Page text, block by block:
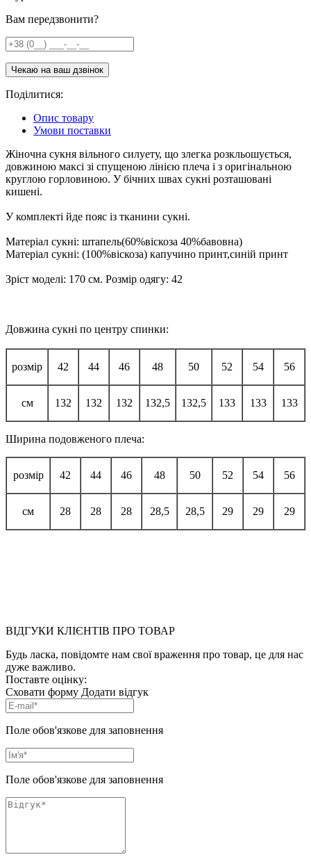
Вам передзвонити?
Поділитися:
Опис товару
Умови поставки
Жіночна сукня вільного силуету, що злегка розкльошується,
довжиною максі зі спущеною лінією плеча і з оригінальною
круглою горловиною. У бічних швах сукні розташовані
кишені.
У комплекті йде пояс із тканини сукні.
Матеріал сукні: штапель(60%віскоза 40%бавовна)
Матеріал сукні: (100%віскоза) капучино принт,синій принт
Зріст моделі: 170 см. Розмір одягу: 42
Довжина сукні по центру спинки:
розмір 42 44 46 48 50 52 54 56
см 132 132 132 132,5 132,5 133 133 133
Ширина подовженого плеча:
розмір 42 44 46 48 50 52 54 56
см 28 28 28 28,5 28,5 29 29 29
ВІДГУКИ КЛІЄНТІВ ПРО ТОВАР
Будь ласка, повідомте нам свої враження про товар, це для нас
дуже важливо.
Поставте оцінку:
Сховати форму Додати відгук
Поле обов'язкове для заповнення
Поле обов'язкове для заповнення